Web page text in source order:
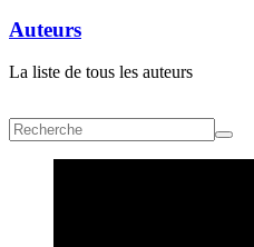
Auteurs
La liste de tous les auteurs